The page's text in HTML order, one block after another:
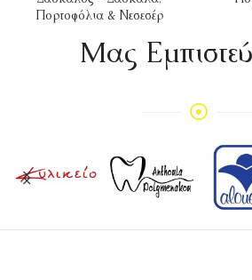
Πορτοφόλια & Νεσεσέρ
Mας